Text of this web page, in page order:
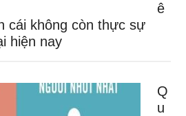
ê
cái không còn thực sự
hiện nay
Q
u